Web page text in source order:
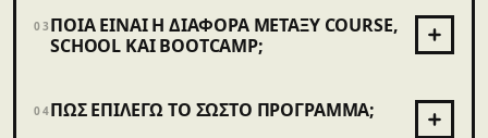
03ΠΟΙΑ ΕΊΝΑΙ Η ΔΙΑΦΟΡΆ ΜΕΤΑΞΎ COURSE,
SCHOOL ΚΑΙ BOOTCAMP;
04ΠΏΣ ΕΠΙΛΈΓΩ ΤΟ ΣΩΣΤΌ ΠΡΌΓΡΑΜΜΑ;